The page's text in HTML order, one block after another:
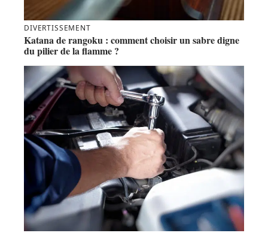
DIVERTISSEMENT
Katana de rangoku : comment choisir un sabre digne
du pilier de la flamme ?